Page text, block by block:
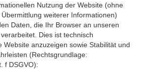
Nutzung der Website (ohne
weiterer Informationen)
Daten, die Ihr Browser an unseren
Dies ist technisch
Website anzuzeigen sowie Stabilität und
(Rechtsgrundlage:
f DSGVO):